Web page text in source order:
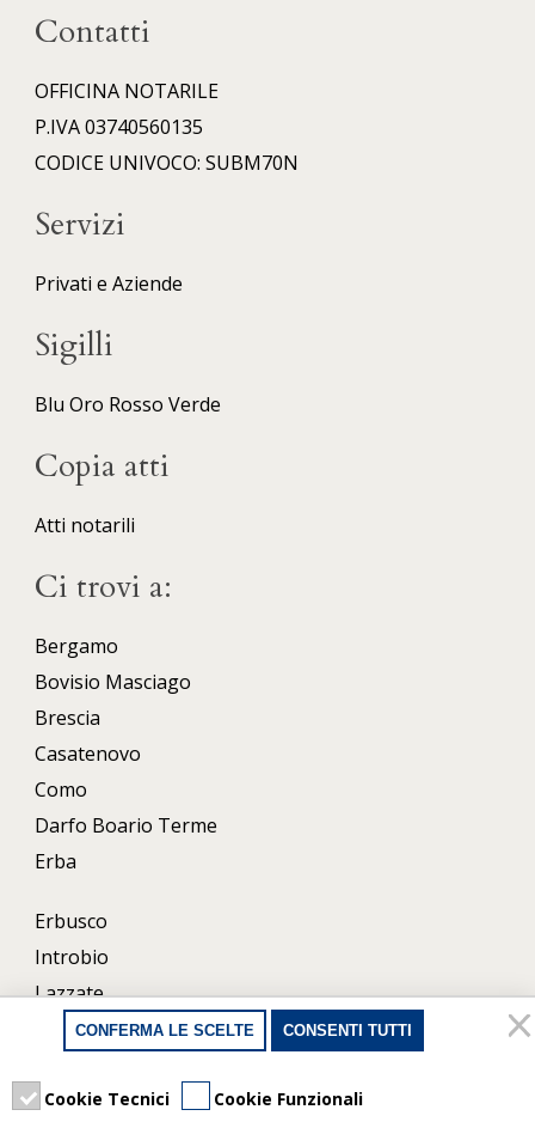
Contatti
OFFICINA NOTARILE
P.IVA 03740560135
CODICE UNIVOCO: SUBM70N
Servizi
Privati e Aziende
Sigilli
Blu Oro Rosso Verde
Copia atti
Atti notarili
Ci trovi a:
Bergamo
Bovisio Masciago
Brescia
Casatenovo
Como
Darfo Boario Terme
Erba
Erbusco
Introbio
Lazzate
Lecco
Porlezza
CONFERMA LE SCELTE CONSENTI TUTTI
Cookie Tecnici Cookie Funzionali